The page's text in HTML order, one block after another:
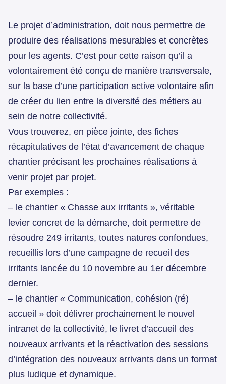
Le projet d’administration, doit nous permettre de
produire des réalisations mesurables et concrètes
pour les agents. C’est pour cette raison qu’il a
volontairement été conçu de manière transversale,
sur la base d’une participation active volontaire afin
de créer du lien entre la diversité des métiers au
sein de notre collectivité.
Vous trouverez, en pièce jointe, des fiches
récapitulatives de l’état d’avancement de chaque
chantier précisant les prochaines réalisations à
venir projet par projet.
Par exemples :
– le chantier « Chasse aux irritants », véritable
levier concret de la démarche, doit permettre de
résoudre 249 irritants, toutes natures confondues,
recueillis lors d’une campagne de recueil des
irritants lancée du 10 novembre au 1er décembre
dernier.
– le chantier « Communication, cohésion (ré)
accueil » doit délivrer prochainement le nouvel
intranet de la collectivité, le livret d’accueil des
nouveaux arrivants et la réactivation des sessions
d’intégration des nouveaux arrivants dans un format
plus ludique et dynamique.